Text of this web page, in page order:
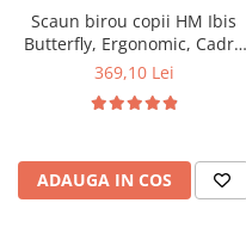
Scaun birou copii HM Ibis
Butterfly, Ergonomic, Cadru
Metal, Stofa/Piele ecologica,
Multicolor
369,10 Lei
ADAUGA IN COS